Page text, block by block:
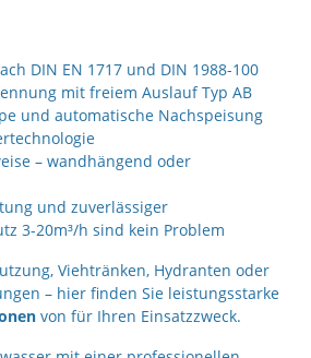
DIN EN 1717 und DIN 1988-100
mit freiem Auslauf Typ AB
und automatische Nachspeisung
– wandhängend oder
und zuverlässiger
3-20m³/h sind kein Problem
Viehtränken, Hydranten oder
von für Ihren Einsatzzweck.